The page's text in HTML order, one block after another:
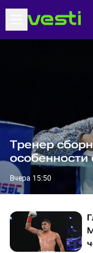
Тренер
Вчера 15:50